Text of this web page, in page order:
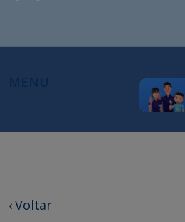
‹ Voltar